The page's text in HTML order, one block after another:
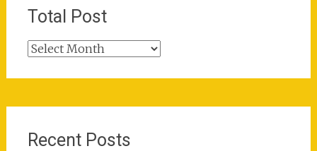
Total Post
Total
Recent Posts